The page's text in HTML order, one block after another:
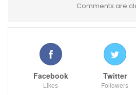
Comments are
Facebook
Likes
Twitter
Followers